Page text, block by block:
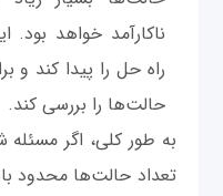
ناکارآمد خواهد بود.
راه حل را پیدا کند و
حالت‌ها را بررسی کند.
به طور کلی، اگر مسئله